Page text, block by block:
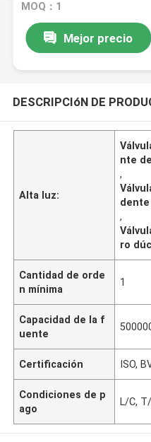
MOQ：1
Mejor precio
DESCRIPCIóN DE
Alta luz:
nte
,
,
ro
Cantidad de orde
n mínima
1
Capacidad de la f
uente
Certificación ISO,
Condiciones de p
ago
L/C,